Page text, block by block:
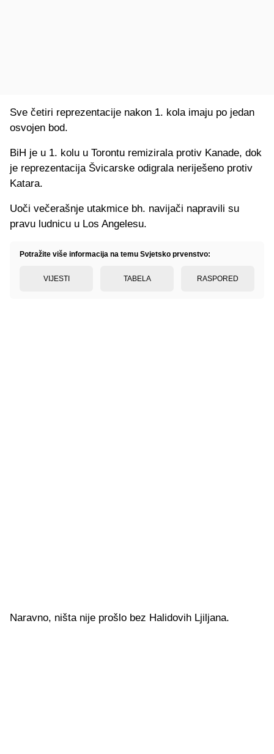
Sve četiri reprezentacije nakon 1. kola imaju po jedan
osvojen bod.
BiH je u 1. kolu u Torontu remizirala protiv Kanade, dok
je reprezentacija Švicarske odigrala neriješeno protiv
Katara.
Uoči večerašnje utakmice bh. navijači napravili su
pravu ludnicu u Los Angelesu.
Potražite više informacija na temu Svjetsko prvenstvo:
VIJESTI TABELA RASPORED
Naravno, ništa nije prošlo bez Halidovih Ljiljana.